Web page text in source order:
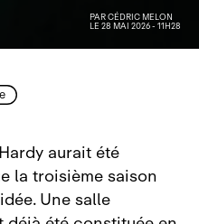
PARCÉDRIC MELON
LE 28 MAI 2026 - 11H28
aurait été
la troisième saison
Une salle